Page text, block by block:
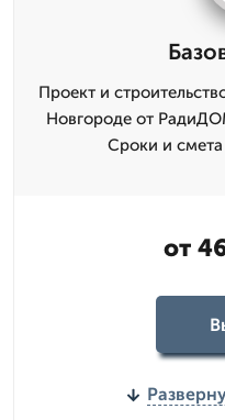
Проект и
Новгороде от
Сроки и смета
от